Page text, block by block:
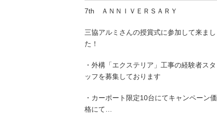
7th ＡＮＮＩＶＥＲＳＡＲＹ
三協アルミさんの授賞式に参加して来まし
た！
・外構「エクステリア」工事の経験者スタ
ッフを募集しております
・カーポート限定10台にてキャンペーン価
格にて…